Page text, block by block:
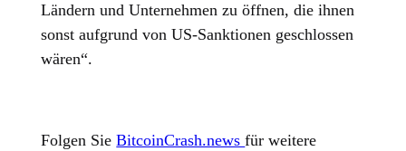
Ländern und Unternehmen zu öffnen, die ihnen
sonst aufgrund von US-Sanktionen geschlossen
wären“.
Folgen SieBitcoinCrash.newsfür weitere